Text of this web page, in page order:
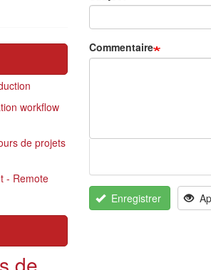
workflow
de projets
- Remote
de
Commentaire
Enregistrer